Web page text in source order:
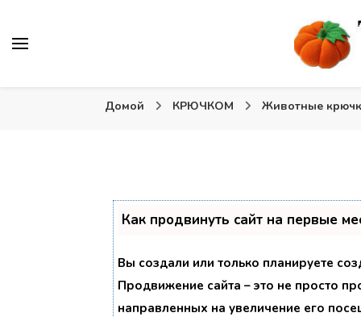
Тыква: Вяжем игрушки
Домой КРЮЧКОМ Животные
Как продвинуть сайт на первые
Вы создали или только планируете
Продвижение сайта – это не просто
направленных на увеличение его